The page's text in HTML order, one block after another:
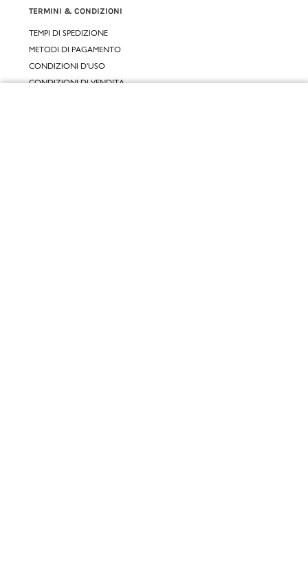
TERMINI & CONDIZIONI
TEMPI DI SPEDIZIONE
METODI DI PAGAMENTO
CONDIZIONI D'USO
CONDIZIONI DI VENDITA